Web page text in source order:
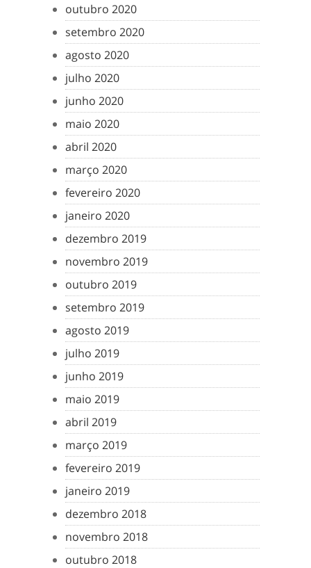
outubro 2020
setembro 2020
agosto 2020
julho 2020
junho 2020
maio 2020
abril 2020
março 2020
fevereiro 2020
janeiro 2020
dezembro 2019
novembro 2019
outubro 2019
setembro 2019
agosto 2019
julho 2019
junho 2019
maio 2019
abril 2019
março 2019
fevereiro 2019
janeiro 2019
dezembro 2018
novembro 2018
outubro 2018